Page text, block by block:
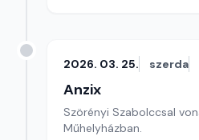
2026. 03. 25. szerda
Anzix
Szörényi Szabolccsal
Műhelyházban.